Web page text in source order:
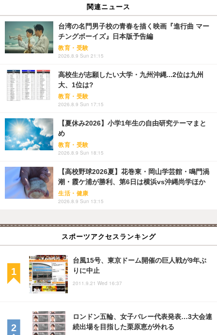
関連ニュース
台湾の名門男子校の青春を描く映画『進行曲 マー
チングボーイズ』日本版予告編
教育・受験
2026.8.9 Sun 21:15
高校生が志願したい大学・九州沖縄...2位は九州
大、1位は?
教育・受験
2026.8.9 Sun 17:15
【夏休み2026】小学1年生の自由研究テーマまと
め
教育・受験
2026.8.9 Sun 18:15
【高校野球2026夏】花巻東・岡山学芸館・鳴門渦
潮・霞ケ浦が勝利、第6日は横浜vs沖縄尚学ほか
生活・健康
2026.8.9 Sun 13:15
スポーツアクセスランキング
台風15号、東京ドーム開催の巨人戦が9年ぶ
りに中止
2011.9.21 Wed 16:37
ロンドン五輪、女子バレー代表発表…3大会連
続出場を目指した栗原恵が外れる